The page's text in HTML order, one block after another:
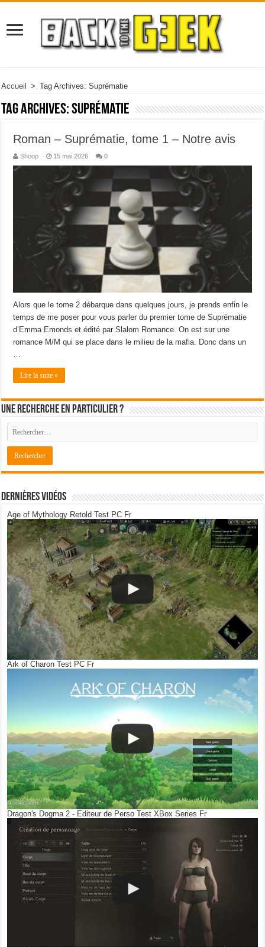
Accueil > Tag Archives: Suprématie
Tag Archives:Suprématie
Roman – Suprématie, tome 1 – Notre avis
Shoop 15 mai 2026 0
Alors que le tome 2 débarque dans quelques jours, je prends enfin le
temps de me poser pour vous parler du premier tome de Suprématie
d’Emma Emonds et édité par Slalom Romance. On est sur une
romance M/M qui se place dans le milieu de la mafia. Donc dans un
Lire la suite »
Une recherche en particulier ?
Dernières Vidéos
Age of Mythology Retold Test PC Fr
Ark of Charon Test PC Fr
Dragon's Dogma 2 - Editeur de Perso Test XBox Series Fr